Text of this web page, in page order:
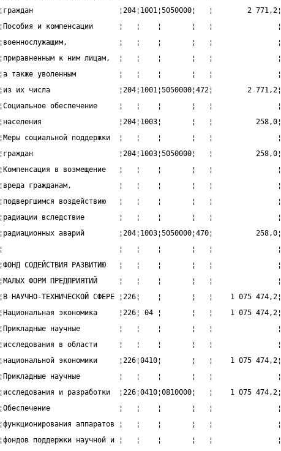
¦граждан                    ¦204¦1001¦5050000¦   ¦        2 771,2¦
¦Пособия и компенсации      ¦   ¦    ¦       ¦   ¦               ¦
¦военнослужащим,            ¦   ¦    ¦       ¦   ¦               ¦
¦приравненным к ним лицам,  ¦   ¦    ¦       ¦   ¦               ¦
¦а также уволенным          ¦   ¦    ¦       ¦   ¦               ¦
¦из их числа                ¦204¦1001¦5050000¦472¦        2 771,2¦
¦Социальное обеспечение     ¦   ¦    ¦       ¦   ¦               ¦
¦населения                  ¦204¦1003¦       ¦   ¦          258,0¦
¦Меры социальной поддержки  ¦   ¦    ¦       ¦   ¦               ¦
¦граждан                    ¦204¦1003¦5050000¦   ¦          258,0¦
¦Компенсация в возмещение   ¦   ¦    ¦       ¦   ¦               ¦
¦вреда гражданам,           ¦   ¦    ¦       ¦   ¦               ¦
¦подвергшимся воздействию   ¦   ¦    ¦       ¦   ¦               ¦
¦радиации вследствие        ¦   ¦    ¦       ¦   ¦               ¦
¦радиационных аварий        ¦204¦1003¦5050000¦470¦          258,0¦
¦                           ¦   ¦    ¦       ¦   ¦               ¦
¦ФОНД СОДЕЙСТВИЯ РАЗВИТИЮ   ¦   ¦    ¦       ¦   ¦               ¦
¦МАЛЫХ ФОРМ ПРЕДПРИЯТИЙ     ¦   ¦    ¦       ¦   ¦               ¦
¦В НАУЧНО-ТЕХНИЧЕСКОЙ СФЕРЕ ¦226¦    ¦       ¦   ¦    1 075 474,2¦
¦Национальная экономика     ¦226¦ 04 ¦       ¦   ¦    1 075 474,2¦
¦Прикладные научные         ¦   ¦    ¦       ¦   ¦               ¦
¦исследования в области     ¦   ¦    ¦       ¦   ¦               ¦
¦национальной экономики     ¦226¦0410¦       ¦   ¦    1 075 474,2¦
¦Прикладные научные         ¦   ¦    ¦       ¦   ¦               ¦
¦исследования и разработки  ¦226¦0410¦0810000¦   ¦    1 075 474,2¦
¦Обеспечение                ¦   ¦    ¦       ¦   ¦               ¦
¦функционирования аппаратов ¦   ¦    ¦       ¦   ¦               ¦
¦фондов поддержки научной и ¦   ¦    ¦       ¦   ¦               ¦